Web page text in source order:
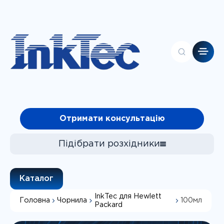
Отримати консультацію
Підібрати розхідники
Підібрати
Фотопапір
СБПЧ
Головна
Контакти
Клієнтам
Каталог
Головна Чорнила
InkTec для Hewlett
Packard
100мл